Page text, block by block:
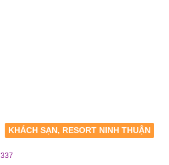
KHÁCH SẠN, RESORT NINH THUẬN
337